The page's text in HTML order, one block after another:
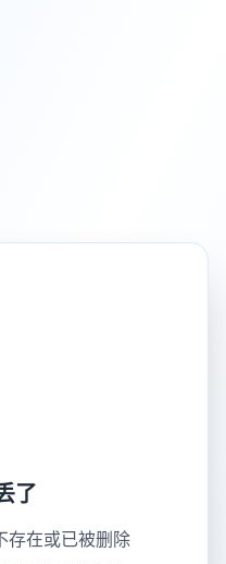
了
存在或已被删除